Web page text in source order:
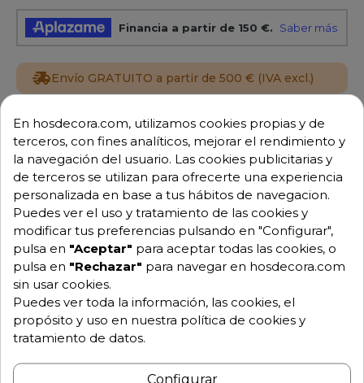
Envío GRATUITO a partir de 500 € (IVA excl.)
Equipo de expertos a tu servicio.
Garantía mínima de 1 año.
Pago 100% seguro.
Consulta tus dudas con nosotros.
976 25 59 91
info@hosdecora.com
Hablemos
Pide tu presupuesto
En hosdecora.com, utilizamos cookies propias y de
terceros, con fines analíticos, mejorar el rendimiento y
la navegación del usuario. Las cookies publicitarias y
de terceros se utilizan para ofrecerte una experiencia
personalizada en base a tus hábitos de navegacion.
Puedes ver el uso y tratamiento de las cookies y
modificar tus preferencias pulsando en "Configurar",
pulsa en "Aceptar" para aceptar todas las cookies, o
pulsa en "Rechazar" para navegar en hosdecora.com
sin usar cookies.
Puedes ver toda la información, las cookies, el
propósito y uso en nuestra política de cookies y
tratamiento de datos.
Configurar